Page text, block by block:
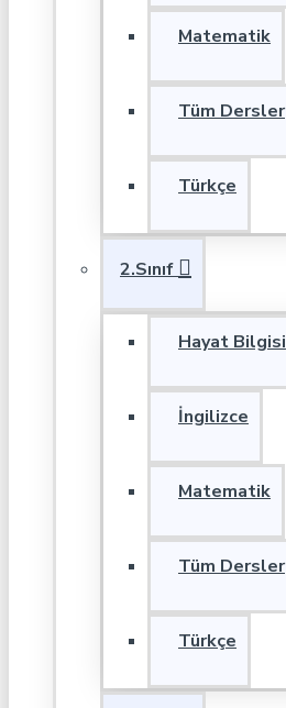
Matematik
Tüm Dersler
Türkçe
2.Sınıf
Hayat Bilgisi
İngilizce
Matematik
Tüm Dersler
Türkçe